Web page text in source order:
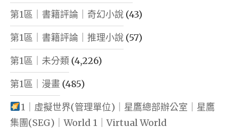
第1區｜書籍評論｜奇幻小說 (43)
第1區｜書籍評論｜推理小說 (57)
第1區｜未分類 (4,226)
第1區｜漫畫 (485)
1｜虛擬世界(管理單位)｜星鷹總部辦公室｜星鷹
集團(SEG)｜World 1｜Virtual World